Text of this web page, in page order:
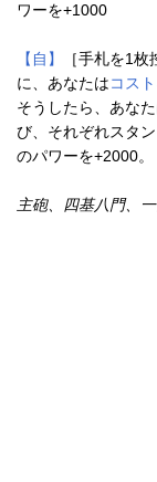
ワーを+1000
【自】
［手札を1
に、あなたはコスト
そうしたら、あな
び、それぞれスタ
のパワーを+2000。
主砲、四基八門、一